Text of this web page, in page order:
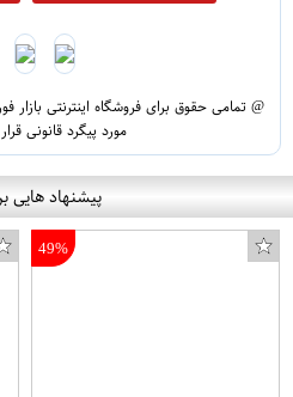
@ تمامی حقوق برای فروشگاه اینترنتی بازار
مورد پیگرد قانونی
پیشنهاد هایی
49%